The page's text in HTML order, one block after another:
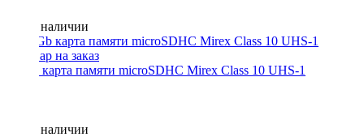
Нет в наличии
32 Gb карта памяти microSDHC Mirex Class 10 UHS-1
Нет в наличии